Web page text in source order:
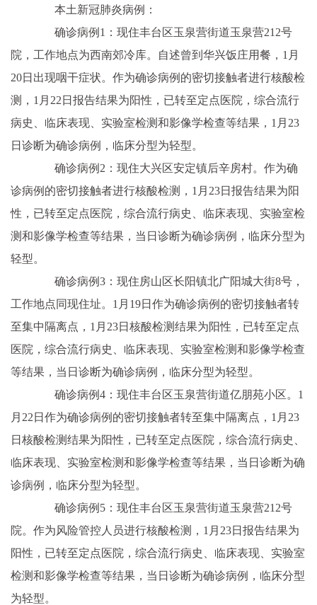
本土新冠肺炎病例：
确诊病例1：现住丰台区玉泉营街道玉泉营212号
院，工作地点为西南郊冷库。自述曾到华兴饭庄用餐，1月
20日出现咽干症状。作为确诊病例的密切接触者进行核酸检
测，1月22日报告结果为阳性，已转至定点医院，综合流行
病史、临床表现、实验室检测和影像学检查等结果，1月23
日诊断为确诊病例，临床分型为轻型。
确诊病例2：现住大兴区安定镇后辛房村。作为确
诊病例的密切接触者进行核酸检测，1月23日报告结果为阳
性，已转至定点医院，综合流行病史、临床表现、实验室检
测和影像学检查等结果，当日诊断为确诊病例，临床分型为
轻型。
确诊病例3：现住房山区长阳镇北广阳城大街8号，
工作地点同现住址。1月19日作为确诊病例的密切接触者转
至集中隔离点，1月23日核酸检测结果为阳性，已转至定点
医院，综合流行病史、临床表现、实验室检测和影像学检查
等结果，当日诊断为确诊病例，临床分型为轻型。
确诊病例4：现住丰台区玉泉营街道亿朋苑小区。1
月22日作为确诊病例的密切接触者转至集中隔离点，1月23
日核酸检测结果为阳性，已转至定点医院，综合流行病史、
临床表现、实验室检测和影像学检查等结果，当日诊断为确
诊病例，临床分型为轻型。
确诊病例5：现住丰台区玉泉营街道玉泉营212号
院。作为风险管控人员进行核酸检测，1月23日报告结果为
阳性，已转至定点医院，综合流行病史、临床表现、实验室
检测和影像学检查等结果，当日诊断为确诊病例，临床分型
为轻型。